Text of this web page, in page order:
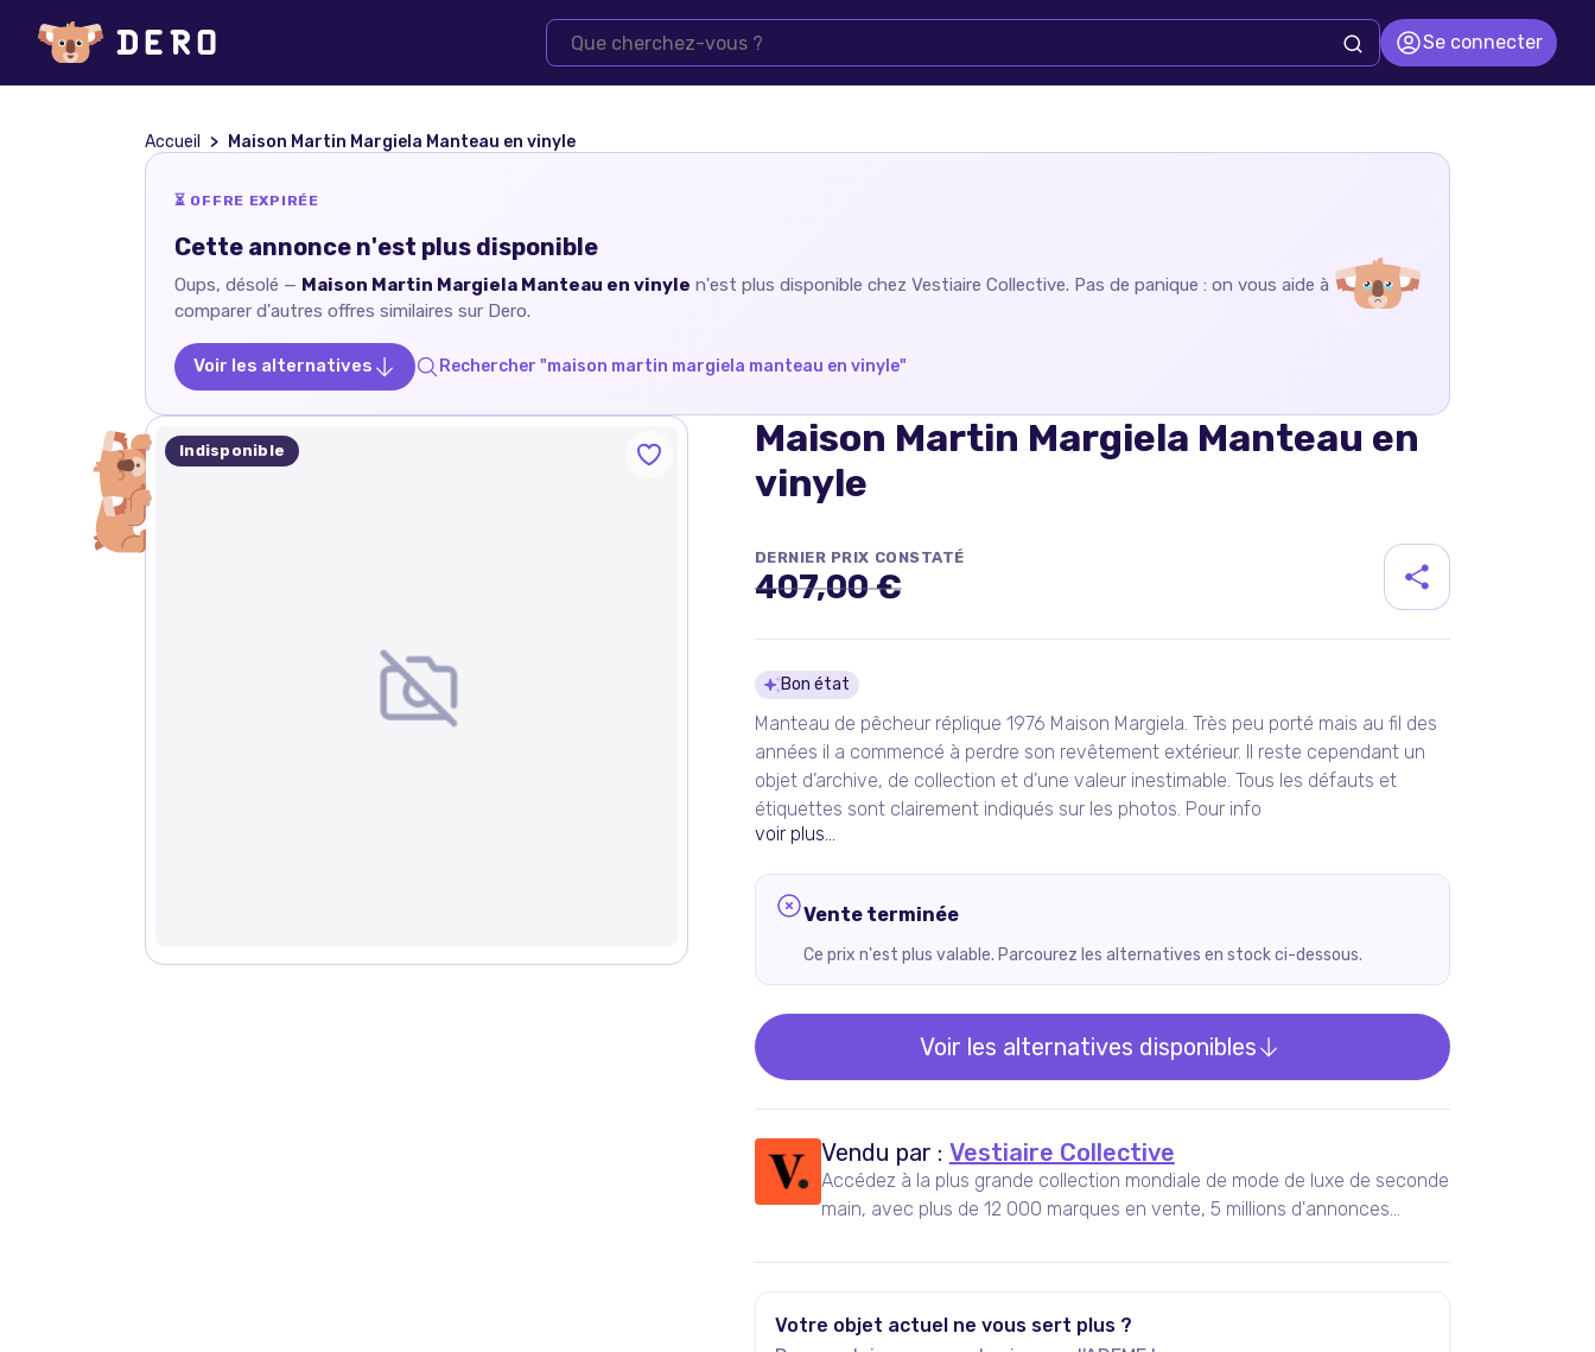
Se connecter
Accueil Maison Martin Margiela Manteau en vinyle
⏳ OFFRE EXPIRÉE
Cette annonce n'est plus disponible
Oups, désolé — Maison Martin Margiela Manteau en vinyle n'est plus disponible chez Vestiaire Collective. Pas de panique : on vous aide à
comparer d'autres offres similaires sur Dero.
Voir les alternatives Rechercher "maison martin margiela manteau en vinyle"
Indisponible
Maison Martin Margiela Manteau en
vinyle
DERNIER PRIX CONSTATÉ
407,00 €
Détails du produit
Bon état
Manteau de pêcheur réplique 1976 Maison Margiela. Très peu porté mais au fil des
années il a commencé à perdre son revêtement extérieur. Il reste cependant un
objet d’archive, de collection et d’une valeur inestimable. Tous les défauts et
étiquettes sont clairement indiqués sur les photos. Pour info
voir plus...
Vente terminée
Ce prix n'est plus valable. Parcourez les alternatives en stock ci-dessous.
Voir les alternatives disponibles
Vendu par : Vestiaire Collective
Accédez à la plus grande collection mondiale de mode de luxe de seconde
main, avec plus de 12 000 marques en vente, 5 millions d'annonces
Votre objet actuel ne vous sert plus ?